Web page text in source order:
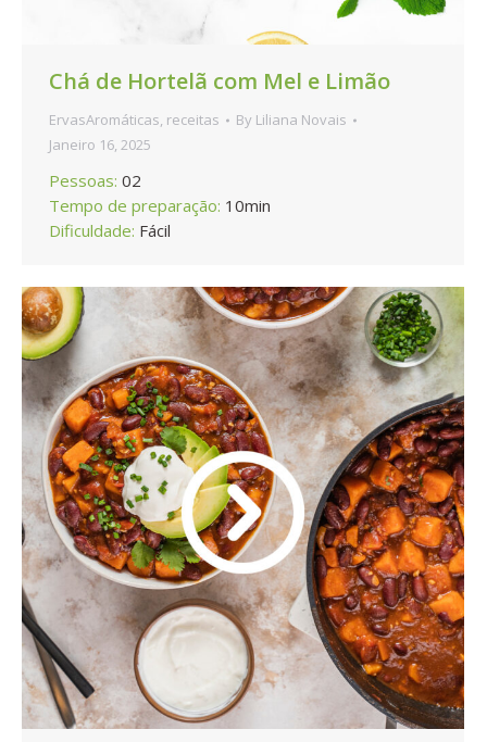
Chá de Hortelã com Mel e Limão
ErvasAromáticas, receitas By Liliana Novais
Janeiro 16, 2025
Pessoas: 02
Tempo de preparação: 10min
Dificuldade: Fácil